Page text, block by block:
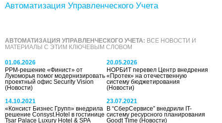
Автоматизация Управленческого Учета
АВТОМАТИЗАЦИЯ УПРАВЛЕНЧЕСКОГО УЧЕТА: ВСЕ НОВОСТИ И
МАТЕРИАЛЫ С ЭТИМ КЛЮЧЕВЫМ СЛОВОМ
01.06.2026
PPM-решение «Финист» от
Лукоморья помог модернизировать
проектный офис Security Vision
(Новости)
20.05.2026
НОРБИТ перевел Центр внедрения
«Протек» на отечественную
систему бюджетирования
(Новости)
14.10.2021
«Консист Бизнес Групп» внедрила
решение Consyst.Hotel в гостинице
Tsar Palace Luxury Hotel & SPA
23.07.2021
В “СберСервисе” внедрили IT-
систему ресурсного планирования
Goodt Time(Новости)